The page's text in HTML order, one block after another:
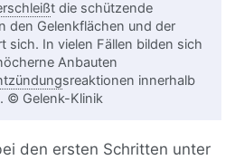
t die schützende
den Gelenkflächen und der
sich. In vielen Fällen bilden sich
Anbauten
sreaktionen innerhalb
© Gelenk-Klinik
den ersten Schritten unter